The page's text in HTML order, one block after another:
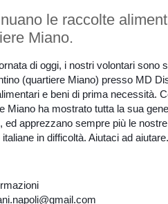
le raccolte
Miano.
di oggi, i nostri volontari sono
(quartiere Miano) presso MD
e beni di prima necessità.
Miano ha mostrato tutta la sua
ed apprezzano sempre più le
italiane in difficoltà. Aiutaci ad